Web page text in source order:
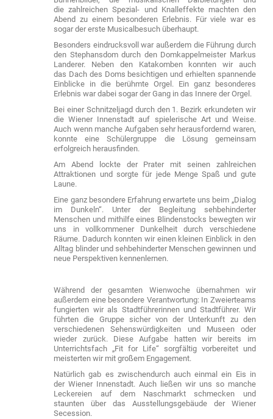
die zahlreichen Spezial- und Knalleffekte machten den
Abend zu einem besonderen Erlebnis. Für viele war es
sogar der erste Musicalbesuch überhaupt.
Besonders eindrucksvoll war außerdem die Führung durch
den Stephansdom durch den Domkappelmeister Markus
Landerer. Neben den Katakomben konnten wir auch
das Dach des Doms besichtigen und erhielten spannende
Einblicke in die berühmte Orgel. Ein ganz besonderes
Erlebnis war dabei sogar der Gang in das Innere der Orgel.
Bei einer Schnitzeljagd durch den 1. Bezirk erkundeten wir
die Wiener Innenstadt auf spielerische Art und Weise.
Auch wenn manche Aufgaben sehr herausfordernd waren,
konnte eine Schülergruppe die Lösung gemeinsam
erfolgreich herausfinden.
Am Abend lockte der Prater mit seinen zahlreichen
Attraktionen und sorgte für jede Menge Spaß und gute
Laune.
Eine ganz besondere Erfahrung erwartete uns beim „Dialog
im Dunkeln“. Unter der Begleitung sehbehinderter
Menschen und mithilfe eines Blindenstocks bewegten wir
uns in vollkommener Dunkelheit durch verschiedene
Räume. Dadurch konnten wir einen kleinen Einblick in den
Alltag blinder und sehbehinderter Menschen gewinnen und
neue Perspektiven kennenlernen.
Während der gesamten Wienwoche übernahmen wir
außerdem eine besondere Verantwortung: In Zweierteams
fungierten wir als Stadtführerinnen und Stadtführer. Wir
führten die Gruppe sicher von der Unterkunft zu den
verschiedenen Sehenswürdigkeiten und Museen oder
wieder zurück. Diese Aufgabe hatten wir bereits im
Unterrichtsfach „Fit for Life“ sorgfältig vorbereitet und
meisterten wir mit großem Engagement.
Natürlich gab es zwischendurch auch einmal ein Eis in
der Wiener Innenstadt. Auch ließen wir uns so manche
Leckereien auf dem Naschmarkt schmecken und
staunten über das Ausstellungsgebäude der Wiener
Secession.